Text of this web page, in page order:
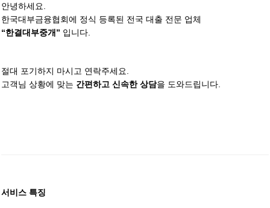
안녕하세요.
한국대부금융협회에 정식 등록된 전국 대출 전문 업체
“한결대부중개” 입니다.
절대 포기하지 마시고 연락주세요.
고객님 상황에 맞는 간편하고 신속한 상담을 도와드립니다.
서비스 특징